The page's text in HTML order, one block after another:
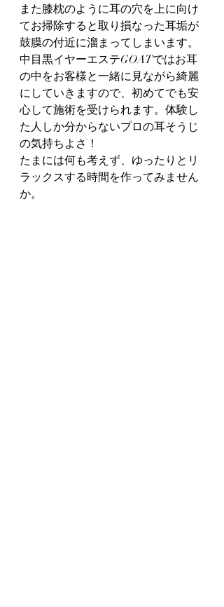
また膝枕のように耳の穴を上に向け
てお掃除すると取り損なった耳垢が
鼓膜の付近に溜まってしまいます。
中目黒イヤーエステGOATではお耳
の中をお客様と一緒に見ながら綺麗
にしていきますので、初めてでも安
心して施術を受けられます。体験し
た人しか分からないプロの耳そうじ
の気持ちよさ！
たまには何も考えず、ゆったりとリ
ラックスする時間を作ってみません
か。